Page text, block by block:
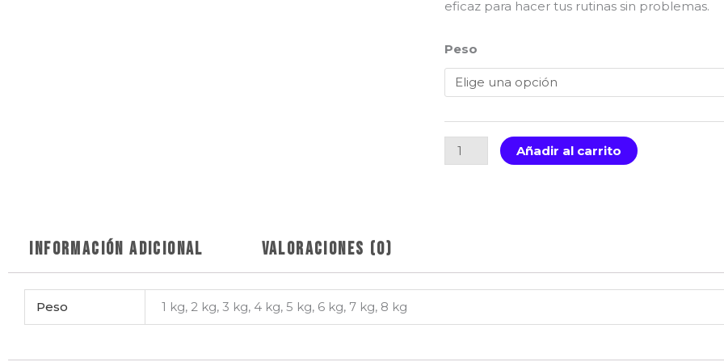
eficaz para hacer tus rutinas sin problemas.
Peso
Mancuernas
de
Vinyl
Añadir al carrito
Información adicional Valoraciones (0)
Peso 1 kg, 2 kg, 3 kg, 4 kg, 5 kg, 6 kg, 7 kg, 8 kg